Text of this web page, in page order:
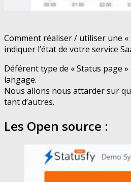
Comment réaliser / utiliser une
indiquer l’état de votre service
Déférent type de « Status page
langage.
Nous allons nous attarder sur
tant d’autres.
Les Open source :